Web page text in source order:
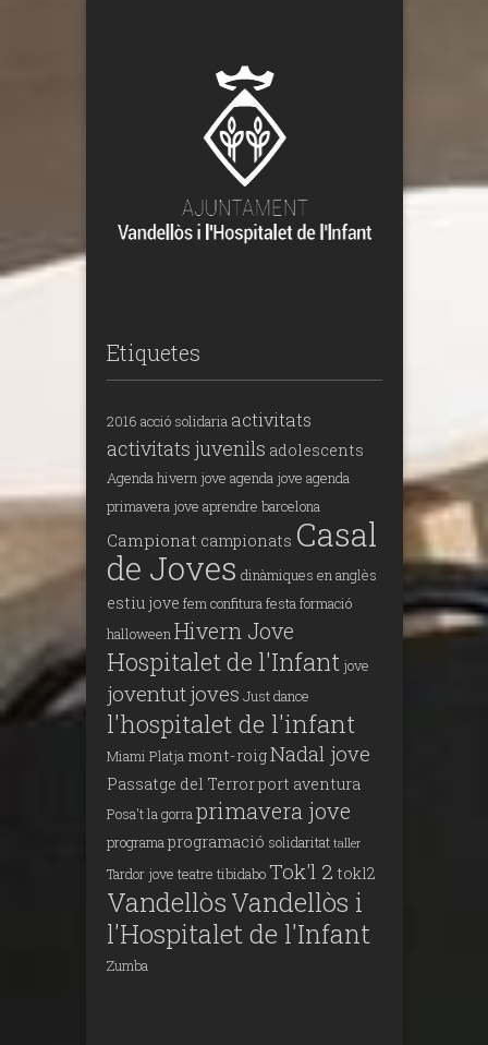
Etiquetes
2016 acció solidaria activitats
activitats juvenils adolescents
Agenda hivern jove agenda jove agenda
primavera jove aprendre barcelona
Campionat campionats Casal
de Joves dinàmiques en anglès
estiu jove fem confitura festa formació
halloween Hivern Jove
Hospitalet de l'Infant jove
joventutjoves Just dance
l'hospitalet de l'infant
Miami Platja mont-roigNadal jove
Passatge del Terrorport aventura
Posa't la gorra primavera jove
programa programació solidaritat taller
Tardor jove teatre tibidaboTok'l 2 tokl2
VandellòsVandellòs i
l'Hospitalet de l'Infant
Zumba